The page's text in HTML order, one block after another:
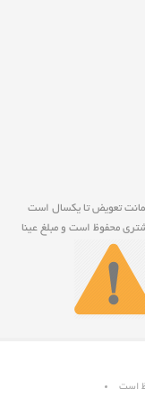
و ضمانت تعويض تا يکسال است
محفوظ است و مبلغ عينا
است